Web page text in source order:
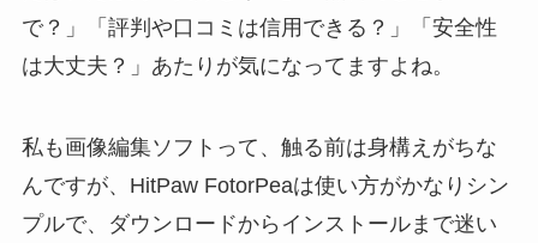
で？」「評判や口コミは信用できる？」「安全性
は大丈夫？」あたりが気になってますよね。
私も画像編集ソフトって、触る前は身構えがちな
んですが、HitPaw FotorPeaは使い方がかなりシン
プルで、ダウンロードからインストールまで迷い